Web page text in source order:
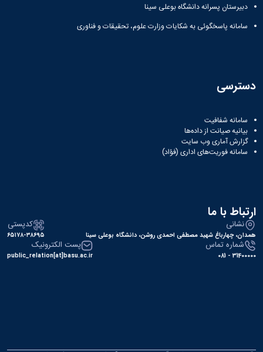
و
حسابداری
رزن
نهاوند
های
آموزشی
آموزش
های
تقویم
آموزشی
دبیرستان پسرانه دانشگاه بوعلی سینا
سامانه پاسخگوئی به شکایات وزارت علوم، تحقیقات و فناوری
دسترسی
سامانه شفافیت
بیانیه صیانت از داده‌ها
گزارش آماری وب‌ سایت
سامانه فوریت‌های اداری (فؤاد)
ارتباط با ما
نشانی
همدان، چهارباغ شهید مصطفی احمدی روشن، دانشگاه بوعلی سینا
کدپستی
۶۵۱۷۸-۳۸۶۹۵
شماره تماس
31400000 - 081
پست الکترونیک
public_relation[at]basu.ac.ir